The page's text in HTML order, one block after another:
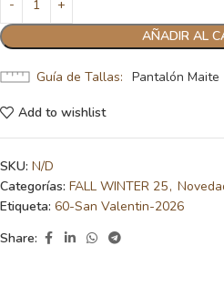
AÑADIR AL
Guía de Tallas Pantalón Maite
Add to wishlist
SKU: N/D
Categorías: FALL WINTER 25,
Etiqueta: 60-San Valentin-2026
Share: